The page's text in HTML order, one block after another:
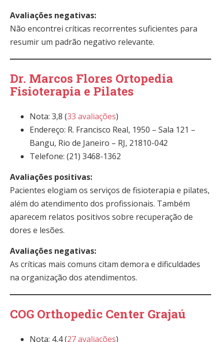
Avaliações negativas:
Não encontrei críticas recorrentes suficientes para
resumir um padrão negativo relevante.
Dr. Marcos Flores Ortopedia
Fisioterapia e Pilates
Nota: 3,8 (33 avaliações)
Endereço: R. Francisco Real, 1950 – Sala 121 –
Bangu, Rio de Janeiro – RJ, 21810-042
Telefone: (21) 3468-1362
Avaliações positivas:
Pacientes elogiam os serviços de fisioterapia e pilates,
além do atendimento dos profissionais. Também
aparecem relatos positivos sobre recuperação de
dores e lesões.
Avaliações negativas:
As críticas mais comuns citam demora e dificuldades
na organização dos atendimentos.
COG Orthopedic Center Grajaú
Nota: 4,4 (27 avaliações)